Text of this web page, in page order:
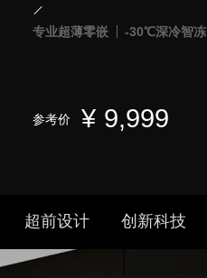
专业超薄零嵌 -30℃深冷智冻
参考价 ¥ 9,999
超前设计 创新科技